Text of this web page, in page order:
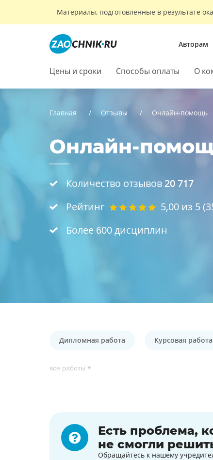
Материалы, подготовленные в результате
Авторам
Цены и сроки Способы оплаты О
Главная Отзывы Онлайн-помощь
Онлайн-
Количество отзывов 20 717
Рейтинг
5,00 из 5 (
Более 600 дисциплин
Дипломная работа Курсовая работа
все работы
Есть проблема,
не смогли
Обращайтесь к нашему